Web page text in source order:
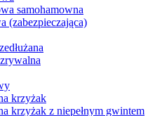
samohamowna
(zabezpieczająca)
krzyżak
krzyżak z niepełnym gwintem